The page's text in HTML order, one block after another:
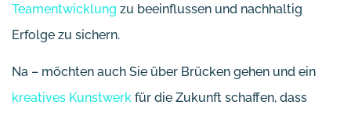
Teamentwicklung zu beeinflussen und nachhaltig
Erfolge zu sichern.
Na – möchten auch Sie über Brücken gehen und ein
kreatives Kunstwerk für die Zukunft schaffen, dass